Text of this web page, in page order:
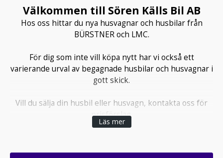
Välkommen till Sören Källs Bil AB
Hos oss hittar du nya husvagnar och husbilar från
BÜRSTNER och LMC.
För dig som inte vill köpa nytt har vi också ett
varierande urval av begagnade husbilar och husvagnar i
gott skick.
Vill du sälja din husbil eller husvagn, kontakta oss för
prisförslag.
Läs mer